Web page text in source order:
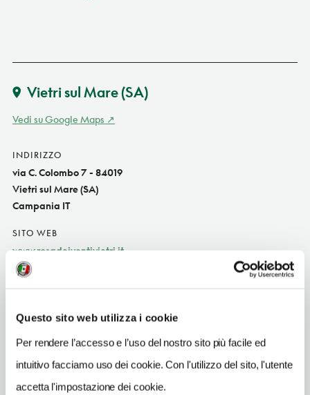
Questo sito web utilizza i cookie
Per rendere l’accesso e l’uso del nostro sito più facile ed
intuitivo facciamo uso dei cookie. Con l'utilizzo del sito, l'utente
accetta l'impostazione dei cookie.
Vietri sul Mare(SA)
Vedi su Google Maps
INDIRIZZO
via C. Colombo 7 - 84019
Vietri sul Mare (SA)
Campania IT
SITO WEB
www.rosadeiventivietri.it
INDIRIZZO EMAIL
TELEFONO
089210432-089761368
TIPO DI CUCINA
carne,pesce,campana